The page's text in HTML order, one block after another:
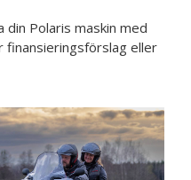
din Polaris maskin med
finansieringsförslag eller